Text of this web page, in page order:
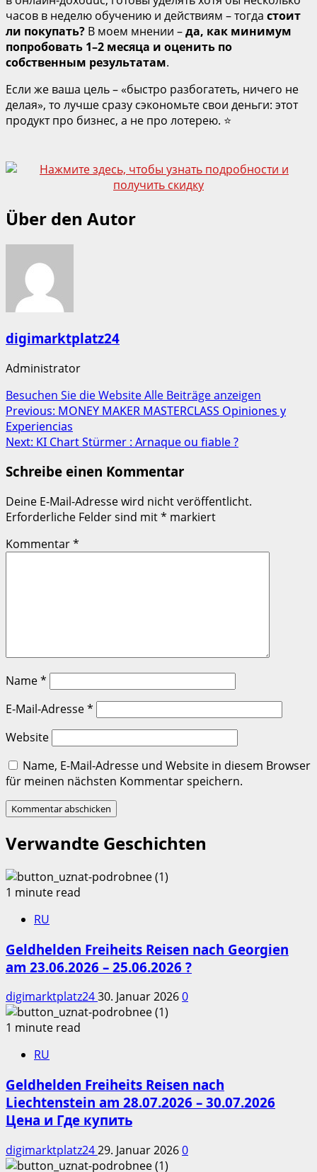
часов в неделю обучению и действиям – тогда стоит
ли покупать? В моем мнении –да, как минимум
попробовать 1–2 месяца и оценить по
собственным результатам.
Если же ваша цель – «быстро разбогатеть, ничего не
делая», то лучше сразу сэкономьте свои деньги: этот
продукт про бизнес, а не про лотерею. ⭐
Über den Autor
digimarktplatz24
Administrator
Besuchen Sie die WebsiteAlle Beiträge anzeigen
Post
navigation
Previous: MONEY MAKER MASTERCLASS Opiniones y
Experiencias
Next: KI Chart Stürmer : Arnaque ou fiable ?
Schreibe einen Kommentar
Deine E-Mail-Adresse wird nicht veröffentlicht.
Erforderliche Felder sind mit* markiert
Kommentar*
Name*
E-Mail-Adresse*
Website
Name, E-Mail-Adresse und Website in diesem Browser
für meinen nächsten Kommentar speichern.
Verwandte Geschichten
1 minute read
RU
Geldhelden Freiheits Reisen nach Georgien
am 23.06.2026 – 25.06.2026 ?
digimarktplatz2430. Januar 20260
1 minute read
RU
Geldhelden Freiheits Reisen nach
Liechtenstein am 28.07.2026 – 30.07.2026
Цена и Где купить
digimarktplatz2429. Januar 20260